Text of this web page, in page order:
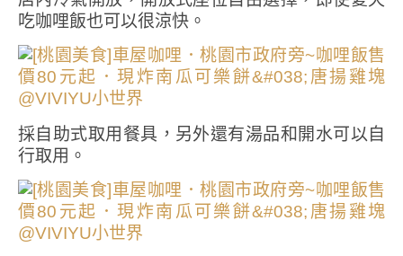
吃咖哩飯也可以很涼快。
採自助式取用餐具，另外還有湯品和開水可以自
行取用。